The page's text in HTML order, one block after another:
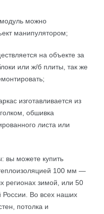
можно
манипулятором;
на объекте за
или ж/б плиты, так же
изготавливается из
обшивка
листа или
вы можете купить
100 мм —
регионах зимой, или 50
Во всех наших
потолка и